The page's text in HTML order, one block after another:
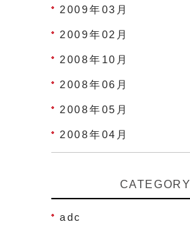
2009年03月
2009年02月
2008年10月
2008年06月
2008年05月
2008年04月
CATEGORY
adc